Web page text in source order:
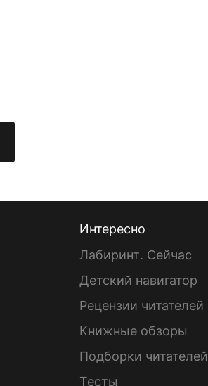
Интересно
Лабиринт. Сейчас
Детский навигатор
Рецензии читателей
Книжные обзоры
Подборки читателей
Тесты